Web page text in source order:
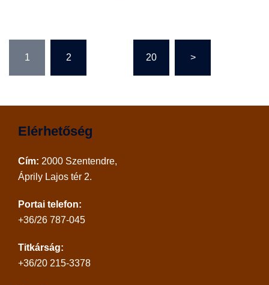
lapozása
1 2 20 >
Elérhetőség
Cím: 2000 Szentendre,
Áprily Lajos tér 2.
Portai telefon:
+36/26 787-045
Titkárság:
+36/20 215-3378